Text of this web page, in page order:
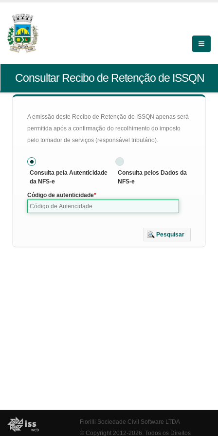
Consultar Recibo de Retenção de ISSQN
A emissão deste Recibo de Retenção de ISSQN apenas será
permitida após a confirmação do recolhimento do imposto
pelo tomador de serviços (responsável tributário).
Consulta pela Autenticidade
da NFS-e
Consulta pelos Dados da
NFS-e
Código de autenticidade
Pesquisar
Fiorilli Sociedade Civil Software LTDA
© Copyright 2012-2026. Todos os Direitos